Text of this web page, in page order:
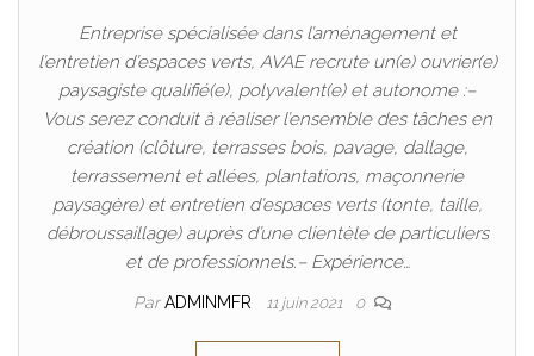
Entreprise spécialisée dans l’aménagement et
l’entretien d’espaces verts, AVAE recrute un(e) ouvrier(e)
paysagiste qualifié(e), polyvalent(e) et autonome :–
Vous serez conduit à réaliser l’ensemble des tâches en
création (clôture, terrasses bois, pavage, dallage,
terrassement et allées, plantations, maçonnerie
paysagère) et entretien d’espaces verts (tonte, taille,
débroussaillage) auprès d’une clientèle de particuliers
et de professionnels.– Expérience…
ParADMINMFR 11 juin 2021 0